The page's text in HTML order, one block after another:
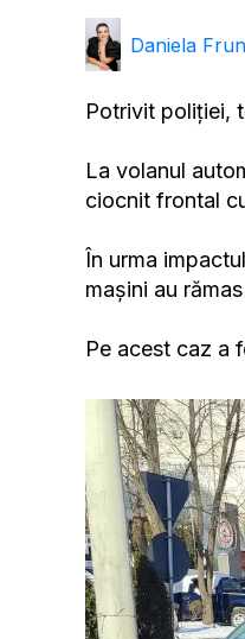
Daniela
Potrivit poliției,
La volanul
ciocnit frontal
În urma
mașini au
Pe acest caz a